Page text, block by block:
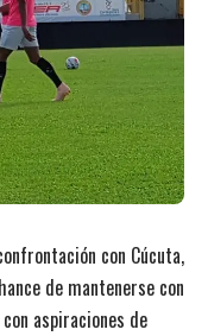
con Cúcuta,
de mantenerse con
aspiraciones de